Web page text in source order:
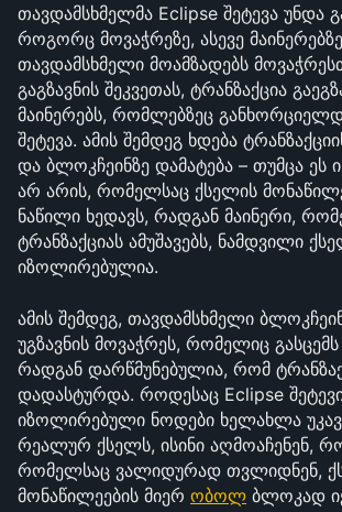
თავდამსხმელმა Eclipse შეტევა უნდა
როგორც მოვაჭრეზე, ასევე
თავდამსხმელი მოამზადებს
გაგზავნის შეკვეთას, ტრანზაქცია
მაინერებს, რომლებზეც
შეტევა. ამის შემდეგ ხდება
და ბლოკჩეინზე დამატება – თუმცა ეს
არ არის, რომელსაც ქსელის
ნაწილი ხედავს, რადგან მაინერი,
ტრანზაქციას ამუშავებს, ნამდვილი
იზოლირებულია.
ამის შემდეგ, თავდამსხმელი
უგზავნის მოვაჭრეს, რომელიც
რადგან დარწმუნებულია, რომ
დადასტურდა. როდესაც Eclipse
იზოლირებული ნოდები ხელახლა
რეალურ ქსელს, ისინი აღმოაჩენენ,
რომელსაც ვალიდურად თვლიდნენ,
მონაწილეების მიერ ობოლ ბლოკად